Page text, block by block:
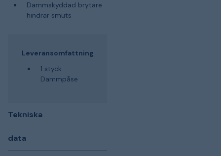
Dammskyddad brytare
hindrar smuts
Leveransomfattning
1 styck
Dammpåse
Tekniska
data